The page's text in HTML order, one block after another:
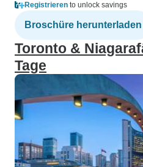
Registrieren to unlock savings
Broschüre herunterladen
Toronto &
Tage